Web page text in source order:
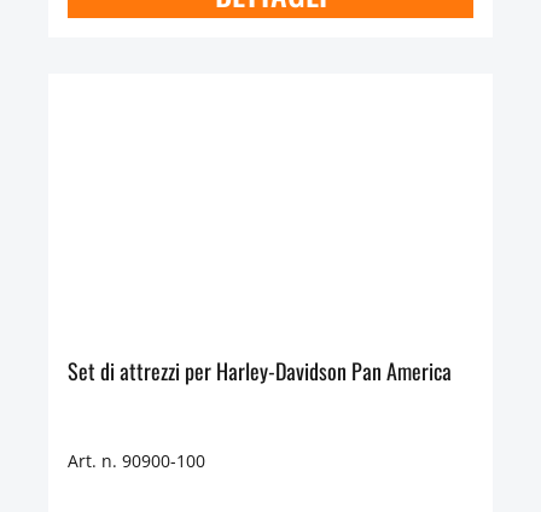
Set di attrezzi per Harley-Davidson Pan America
Art. n. 90900-100